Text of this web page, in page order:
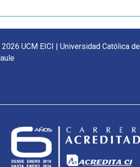
UCM EICI | Universidad Católica del